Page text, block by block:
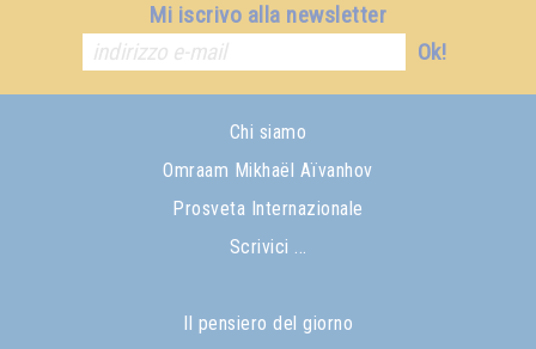
Mi iscrivo alla newsletter
Ok!
Chi siamo
Omraam Mikhaël Aïvanhov
Prosveta Internazionale
Scrivici ...
Il pensiero del giorno